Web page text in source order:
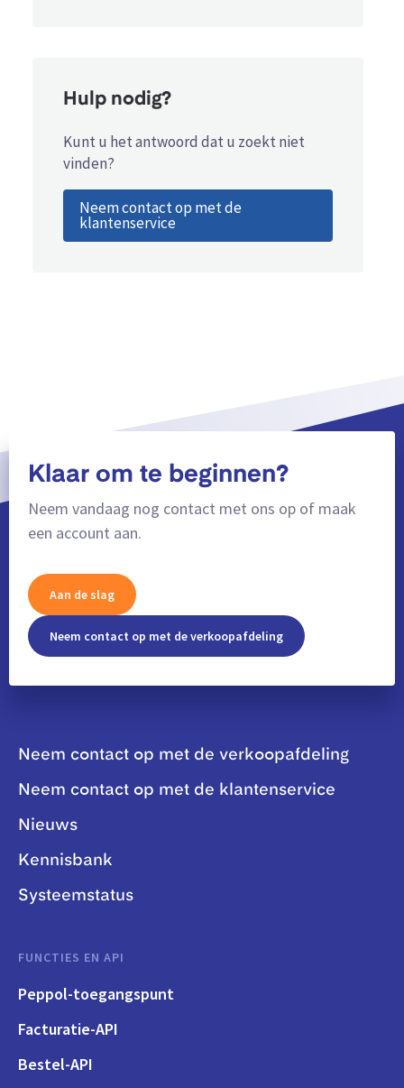
Hulp nodig?
Kunt u het antwoord dat u zoekt niet
vinden?
Neem contact op met de
klantenservice
Klaar om te beginnen?
Neem vandaag nog contact met ons op of maak
een account aan.
Aan de slag
Neem contact op met de verkoopafdeling
Neem contact op met de verkoopafdeling
Neem contact op met de klantenservice
Nieuws
Kennisbank
Systeemstatus
FUNCTIES EN API
Peppol-toegangspunt
Facturatie-API
Bestel-API